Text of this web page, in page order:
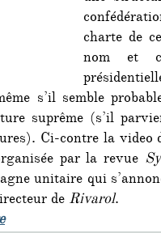
charte de
nom et
s’il semble
suprême (s’il
Ci-contre la
par la revue
unitaire qui
de Rivarol.
de « Branle-bas autour